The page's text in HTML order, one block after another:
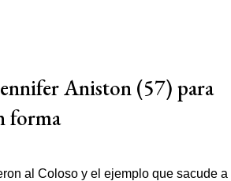
Aniston (57) para
forma